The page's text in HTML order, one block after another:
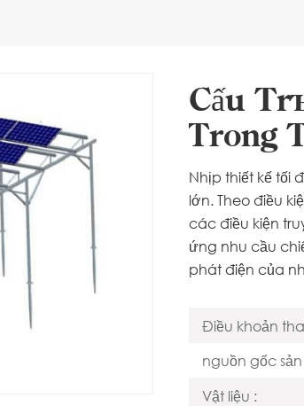
Cấu
Trong
Nhịp thiết kế tối
lớn. Theo điều
các điều kiện
ứng nhu cầu
phát điện của
Điều khoản
nguồn gốc
Vật liệu :